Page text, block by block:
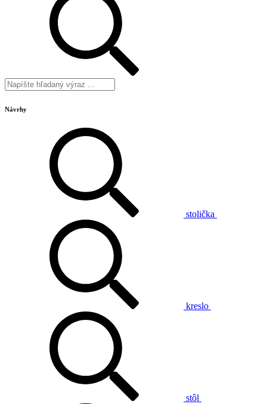
Návrhy
stolička
kreslo
stôl